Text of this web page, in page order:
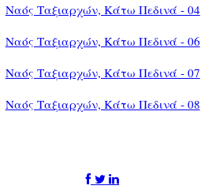
Ναός Ταξιαρχών, Κάτω Πεδινά - 04
Ναός Ταξιαρχών, Κάτω Πεδινά - 06
Ναός Ταξιαρχών, Κάτω Πεδινά - 07
Ναός Ταξιαρχών, Κάτω Πεδινά - 08